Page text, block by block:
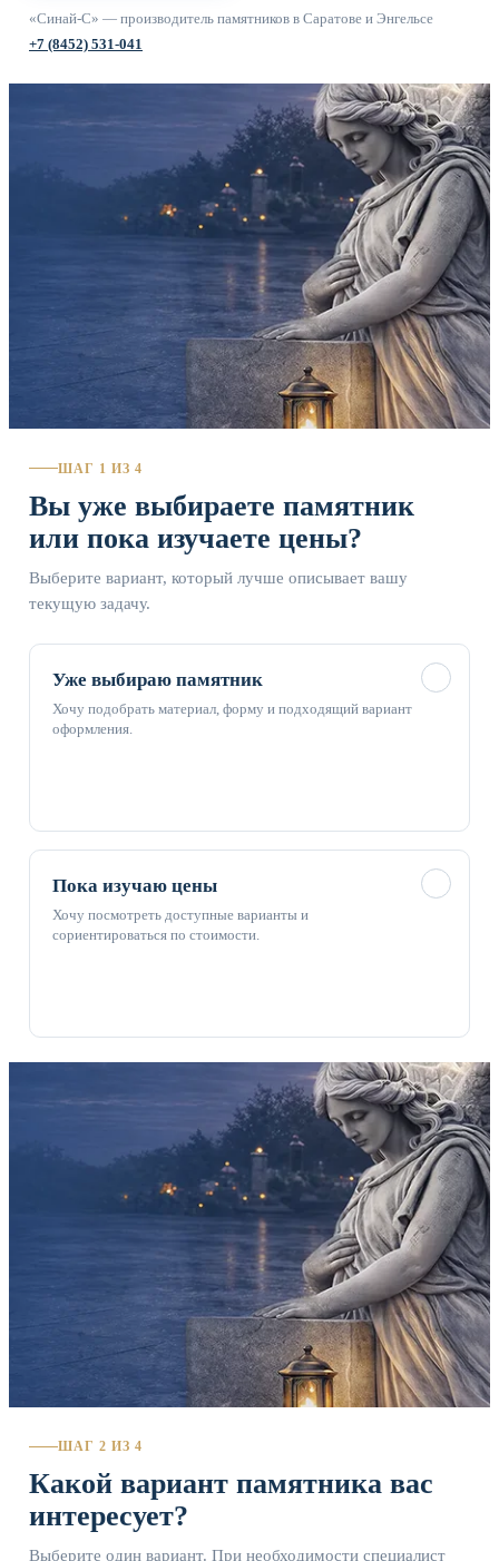
«Синай-С» — производитель памятников в Саратове и Энгельсе
+7 (8452) 531-041
ШАГ 1 ИЗ 4
Вы уже выбираете памятник
или пока изучаете цены?
Выберите вариант, который лучше описывает вашу
текущую задачу.
Уже выбираю памятник
Хочу подобрать материал, форму и подходящий вариант
оформления.
Пока изучаю цены
Хочу посмотреть доступные варианты и
сориентироваться по стоимости.
ШАГ 2 ИЗ 4
Какой вариант памятника вас
интересует?
Выберите один вариант. При необходимости специалист